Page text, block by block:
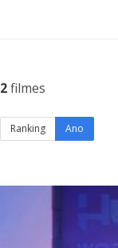
2filmes
Ranking Ano